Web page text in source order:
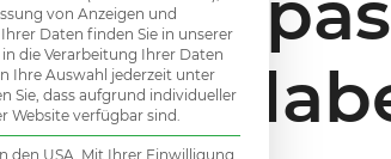
Job
von Anzeigen und
Daten finden Sie in unserer
die Verarbeitung Ihrer Daten
Ihre Auswahl jederzeit unter
Sie, dass aufgrund individueller
Website verfügbar sind.
den USA. Mit Ihrer Einwilligung